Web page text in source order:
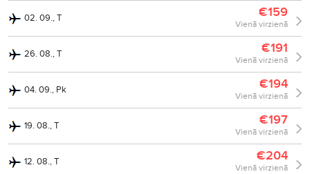
02. 09., T €159
Vienā virzienā
26. 08., T €191
Vienā virzienā
04. 09., Pk €194
Vienā virzienā
19. 08., T €197
Vienā virzienā
12. 08., T €204
Vienā virzienā